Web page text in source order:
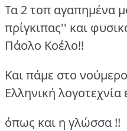
Τα 2 τοπ αγαπημένα
πρίγκιπας'' και
Πάολο Κοέλο!!
Και πάμε στο
Ελληνική λογοτεχνία
όπως και η γλώσσα !!